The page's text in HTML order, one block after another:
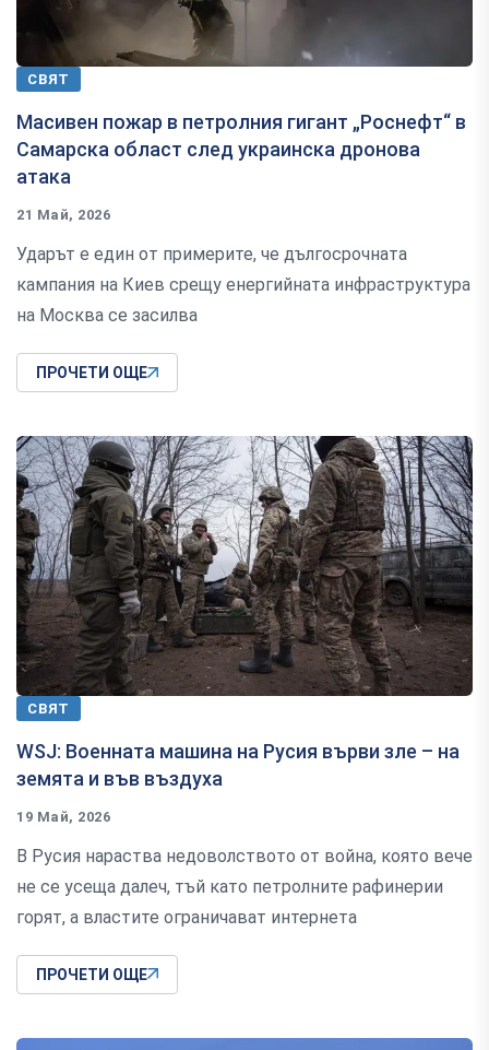
СВЯТ
Масивен пожар в петролния гигант „Роснефт“ в
Самарска област след украинска дронова
атака
21 Май, 2026
Ударът е един от примерите, че дългосрочната
кампания на Киев срещу енергийната инфраструктура
на Москва се засилва
ПРОЧЕТИ ОЩЕ
СВЯТ
WSJ: Военната машина на Русия върви зле – на
земята и във въздуха
19 Май, 2026
В Русия нараства недоволството от война, която вече
не се усеща далеч, тъй като петролните рафинерии
горят, а властите ограничават интернета
ПРОЧЕТИ ОЩЕ